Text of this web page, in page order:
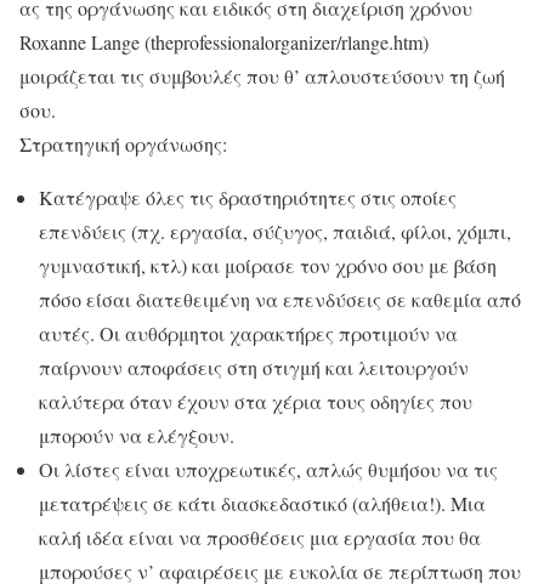
ας της οργάνωσης και ειδικός στη διαχείριση χρόνου
Roxanne Lange (theprofessionalorganizer/rlange.htm)
μοιράζεται τις συμβουλές που θ’ απλουστεύσουν τη ζωή
σου.
Στρατηγική οργάνωσης:
Κατέγραψε όλες τις δραστηριότητες στις οποίες
επενδύεις (πχ. εργασία, σύζυγος, παιδιά, φίλοι, χόμπι,
γυμναστική, κτλ) και μοίρασε τον χρόνο σου με βάση
πόσο είσαι διατεθειμένη να επενδύσεις σε καθεμία από
αυτές. Οι αυθόρμητοι χαρακτήρες προτιμούν να
παίρνουν αποφάσεις στη στιγμή και λειτουργούν
καλύτερα όταν έχουν στα χέρια τους οδηγίες που
μπορούν να ελέγξουν.
Οι λίστες είναι υποχρεωτικές, απλώς θυμήσου να τις
μετατρέψεις σε κάτι διασκεδαστικό (αλήθεια!). Μια
καλή ιδέα είναι να προσθέσεις μια εργασία που θα
μπορούσες ν’ αφαιρέσεις με ευκολία σε περίπτωση που